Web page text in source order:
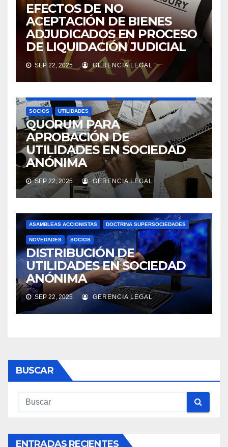
EFECTOS DE NO
ACEPTACIÓN DE BIENES
ADJUDICADOS EN PROCESO
DE LIQUIDACIÓN JUDICIAL
SEP 22, 2025 GERENCIA LEGAL
SOCIOS UTILIDADES
QUORUM PARA
APROBACIÓN DE
UTILIDADES EN SOCIEDAD
ANÓNIMA
SEP 22, 2025 GERENCIA LEGAL
ASAMBLEAS ACCIONISTAS DOCTRINA SUPERSOCIEDADES
NOVEDADES SOCIOS
DISTRIBUCIÓN DE
UTILIDADES EN SOCIEDAD
ANÓNIMA
SEP 22, 2025 GERENCIA LEGAL
BUSCAR
ENTRADAS RECIENTES